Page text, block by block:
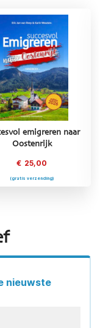
emigreren naar
Oostenrijk
€ 25,00
(gratis verzending)
nieuwste